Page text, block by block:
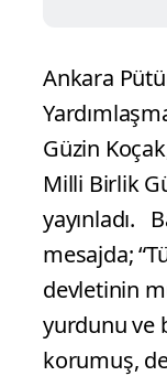
Ankara
Güzin
Milli Birlik
yayınladı.
mesajda;
devletinin
yurdunu ve
korumuş,